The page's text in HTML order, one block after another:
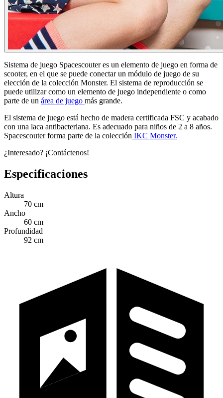
Sistema de juego Spacescouter es un elemento de juego en forma de
scooter, en el que se puede conectar un módulo de juego de su
elección de la colección Monster. El sistema de reproducción se
puede utilizar como un elemento de juego independiente o como
parte de un área de juego más grande.
El sistema de juego está hecho de madera certificada FSC y acabado
con una laca antibacteriana. Es adecuado para niños de 2 a 8 años.
Spacescouter forma parte de la colección IKC Monster.
¿Interesado? ¡Contáctenos!
Especificaciones
Altura
70 cm
Ancho
60 cm
Profundidad
92 cm